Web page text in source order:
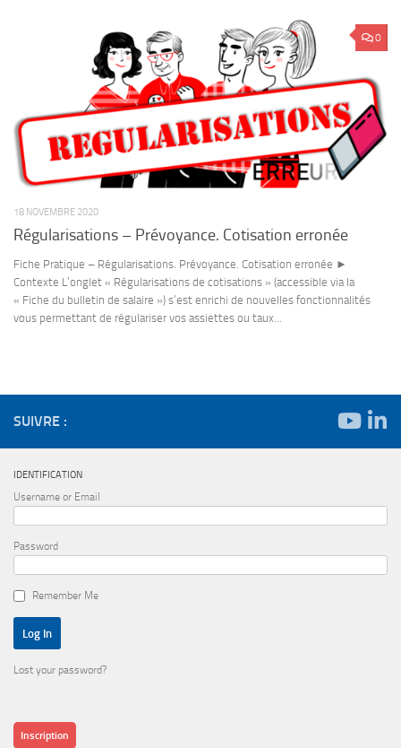
0
18 NOVEMBRE 2020
Régularisations – Prévoyance. Cotisation erronée
Fiche Pratique – Régularisations. Prévoyance. Cotisation erronée ►
Contexte L’onglet « Régularisations de cotisations » (accessible via la
« Fiche du bulletin de salaire ») s’est enrichi de nouvelles fonctionnalités
vous permettant de régulariser vos assiettes ou taux...
SUIVRE :
IDENTIFICATION
Username or Email
Password
Remember Me
Lost your password?
Inscription